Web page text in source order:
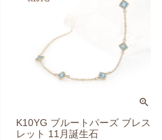
K10YG ブルートパーズ ブレス
レット 11月誕生石